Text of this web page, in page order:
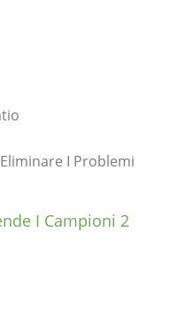
I Problemi
I Campioni 2